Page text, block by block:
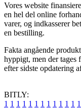
Vores website
en hel del online
varer, og indkasserer
en bestilling.
Fakta angående
hyppigt, men der tages
efter sidste opdatering
BITLY:
1 1 1 1 1 1 1 1 1 1 1 1 1